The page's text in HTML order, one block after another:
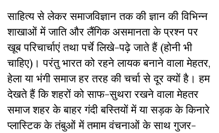
साहित्य से लेकर समाजविज्ञान तक की ज्ञान की विभिन्न
शाखाओं में जाति और लैंगिक असमानता के प्रश्न पर
खूब परिचार्चाएं तथा पर्चे लिखे-पढ़े जाते हैं (होनी भी
चाहिए)। परंतु भारत को रहने लायक बनाने वाला मेहतर,
हेला या भंगी समाज हर तरह की चर्चा से दूर क्यों है। हम
देखते हैं कि शहरों को साफ-सुथरा रखने वाला मेहतर
समाज शहर के बाहर गंदी बस्तियों में या सड़क के किनारे
प्लास्टिक के तंबुओं में तमाम वंचनाओं के साथ गुजर-